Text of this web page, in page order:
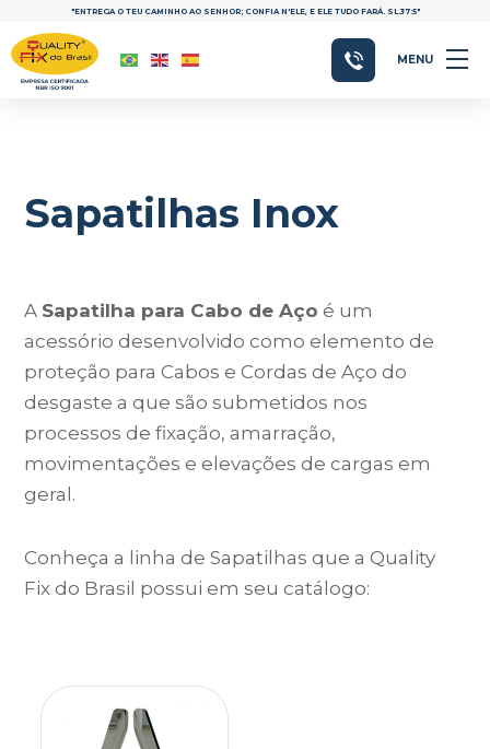
"ENTREGA O TEU CAMINHO AO SENHOR; CONFIA N'ELE, E ELE TUDO FARÁ. SL.37:5"
MENU
Sapatilhas Inox
A Sapatilha para Cabo de Aço é um
acessório desenvolvido como elemento de
proteção para Cabos e Cordas de Aço do
desgaste a que são submetidos nos
processos de fixação, amarração,
movimentações e elevações de cargas em
geral.
Conheça a linha de Sapatilhas que a Quality
Fix do Brasil possui em seu catálogo: